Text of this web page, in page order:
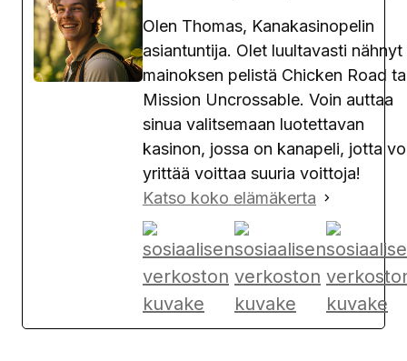
Olen Thomas, Kanakasinopelin
asiantuntija. Olet luultavasti nähnyt
mainoksen pelistä Chicken Road
Mission Uncrossable. Voin auttaa
sinua valitsemaan luotettavan
kasinon, jossa on kanapeli, jotta
yrittää voittaa suuria voittoja!
Katso koko elämäkerta